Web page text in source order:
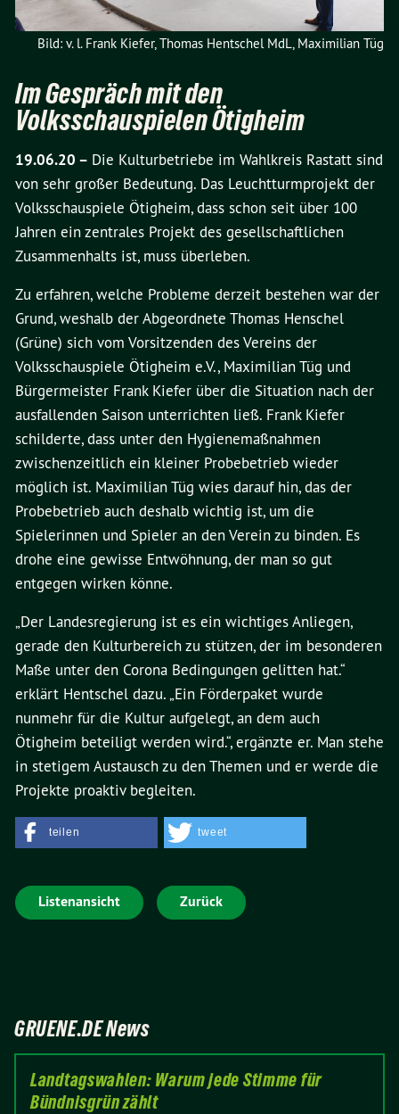
Bild: v. l. Frank Kiefer, Thomas Hentschel MdL, Maximilian Tüg
Im Gespräch mit den
Volksschauspielen Ötigheim
19.06.20 – Die Kulturbetriebe im Wahlkreis Rastatt sind
von sehr großer Bedeutung. Das Leuchtturmprojekt der
Volksschauspiele Ötigheim, dass schon seit über 100
Jahren ein zentrales Projekt des gesellschaftlichen
Zusammenhalts ist, muss überleben.
Zu erfahren, welche Probleme derzeit bestehen war der
Grund, weshalb der Abgeordnete Thomas Henschel
(Grüne) sich vom Vorsitzenden des Vereins der
Volksschauspiele Ötigheim e.V., Maximilian Tüg und
Bürgermeister Frank Kiefer über die Situation nach der
ausfallenden Saison unterrichten ließ. Frank Kiefer
schilderte, dass unter den Hygienemaßnahmen
zwischenzeitlich ein kleiner Probebetrieb wieder
möglich ist. Maximilian Tüg wies darauf hin, das der
Probebetrieb auch deshalb wichtig ist, um die
Spielerinnen und Spieler an den Verein zu binden. Es
drohe eine gewisse Entwöhnung, der man so gut
entgegen wirken könne.
„Der Landesregierung ist es ein wichtiges Anliegen,
gerade den Kulturbereich zu stützen, der im besonderen
Maße unter den Corona Bedingungen gelitten hat.“
erklärt Hentschel dazu. „Ein Förderpaket wurde
nunmehr für die Kultur aufgelegt, an dem auch
Ötigheim beteiligt werden wird.“, ergänzte er. Man stehe
in stetigem Austausch zu den Themen und er werde die
Projekte proaktiv begleiten.
teilen tweet
Listenansicht Zurück
GRUENE.DE News
Landtagswahlen: Warum jede Stimme für
Bündnisgrün zählt